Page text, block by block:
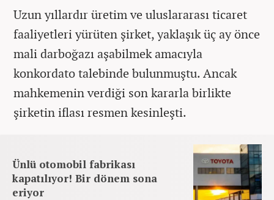
Uzun yıllardır üretim ve uluslararası ticaret
faaliyetleri yürüten şirket, yaklaşık üç ay önce
mali darboğazı aşabilmek amacıyla
konkordato talebinde bulunmuştu. Ancak
mahkemenin verdiği son kararla birlikte
şirketin iflası resmen kesinleşti.
Ünlü otomobil fabrikası
kapatılıyor! Bir dönem sona
eriyor